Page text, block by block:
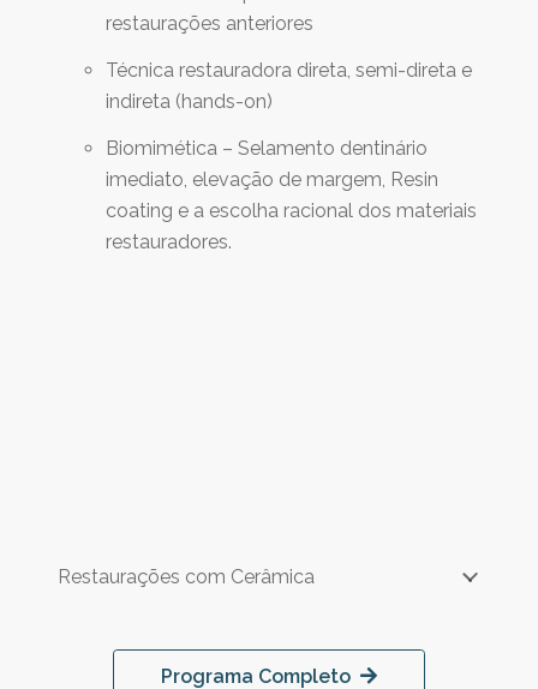
restaurações anteriores
Técnica restauradora direta, semi-direta e
indireta (hands-on)
Biomimética – Selamento dentinário
imediato, elevação de margem, Resin
coating e a escolha racional dos materiais
restauradores.
Restaurações com Cerâmica
Programa Completo